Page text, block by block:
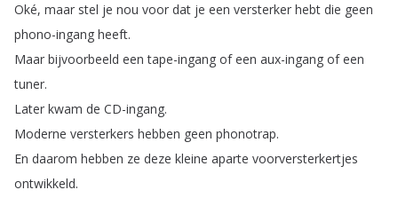
Oké, maar stel je nou voor dat je een versterker hebt die geen
phono-ingang heeft.
Maar bijvoorbeeld een tape-ingang of een aux-ingang of een
tuner.
Later kwam de CD-ingang.
Moderne versterkers hebben geen phonotrap.
En daarom hebben ze deze kleine aparte voorversterkertjes
ontwikkeld.